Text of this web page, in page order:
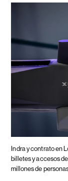
Indra y contrato en
billetes y accesos
millones de